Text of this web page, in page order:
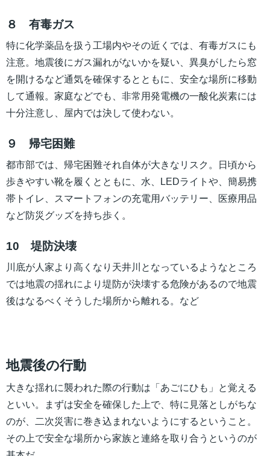
８ 有毒ガス
特に化学薬品を扱う工場内やその近くでは、有毒ガスにも
注意。地震後にガス漏れがないかを疑い、異臭がしたら窓
を開けるなど通気を確保するとともに、安全な場所に移動
して通報。家庭などでも、非常用発電機の一酸化炭素には
十分注意し、屋内では決して使わない。
９ 帰宅困難
都市部では、帰宅困難それ自体が大きなリスク。日頃から
歩きやすい靴を履くとともに、水、LEDライトや、簡易携
帯トイレ、スマートフォンの充電用バッテリー、医療用品
など防災グッズを持ち歩く。
10 堤防決壊
川底が人家より高くなり天井川となっているようなところ
では地震の揺れにより堤防が決壊する危険があるので地震
後はなるべくそうした場所から離れる。など
地震後の行動
大きな揺れに襲われた際の行動は「あごにひも」と覚える
といい。まずは安全を確保した上で、特に見落としがちな
のが、二次災害に巻き込まれないようにするということ。
その上で安全な場所から家族と連絡を取り合うというのが